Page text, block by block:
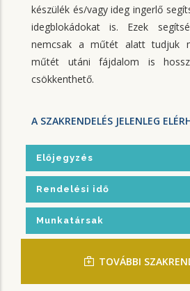
készülék és/vagy ideg ingerlő
idegblokádokat is. Ezek
nemcsak a műtét alatt tudjuk
műtét utáni fájdalom is
csökkenthető.
A SZAKRENDELÉS JELENLEG
Előjegyzés
Rendelési idő
Munkatársak
TOVÁBBI